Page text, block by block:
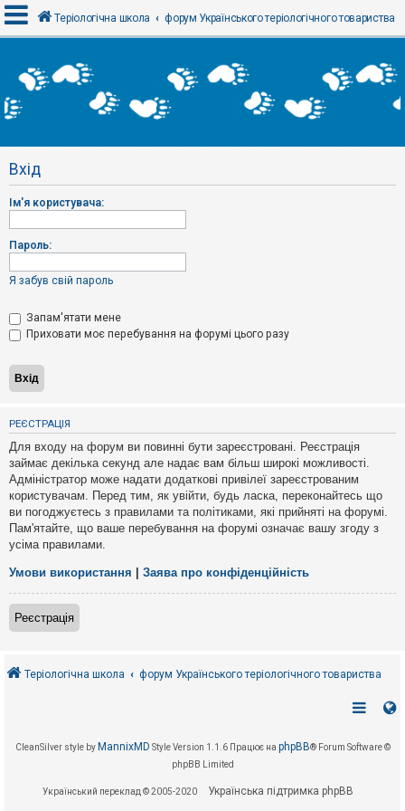
х
і
Р
є
т
р
а
і
Т
м
и
б
з
в
і
д
п
о
в
і
д
е
й
А
к
т
и
і
Теріологічна школа форум Українського теріологічного товариства
Вхід
Ім'я користувача:
Пароль:
Я забув свій пароль
Запам'ятати мене
Приховати моє перебування на форумі цього разу
РЕЄСТРАЦІЯ
Для входу на форум ви повинні бути зареєстровані. Реєстрація
займає декілька секунд але надає вам більш широкі можливості.
Адміністратор може надати додаткові привілеї зареєстрованим
користувачам. Перед тим, як увійти, будь ласка, переконайтесь що
ви погоджуєтесь з правилами та політиками, які прийняті на форумі.
Пам'ятайте, що ваше перебування на форумі означає вашу згоду з
усіма правилами.
Умови використання Заява про конфіденційність
Реєстрація
Теріологічна школа форум Українського теріологічного товариства
CleanSilver style by MannixMD Style Version 1.1.6 Працює на phpBB® Forum Software ©
phpBB Limited
Український переклад © 2005-2020 Українська підтримка phpBB